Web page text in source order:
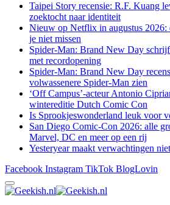
Taipei Story recensie: R.F. Kuang
zoektocht naar identiteit
Nieuw op Netflix in augustus 2026:
je niet missen
Spider-Man: Brand New Day
met recordopening
Spider-Man: Brand New Day
volwassenere Spider-Man zien
‘Off Campus’-acteur Antonio
wintereditie Dutch Comic Con
Is Sprookjeswonderland leuk voor
San Diego Comic-Con 2026: alle
Marvel, DC en meer op een rij
Yesteryear maakt verwachtingen
Facebook Instagram TikTok BlogLovin